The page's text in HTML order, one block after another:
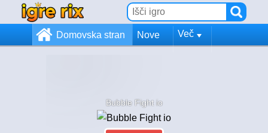
Domovska stran Nove Več
Bubble Fight io